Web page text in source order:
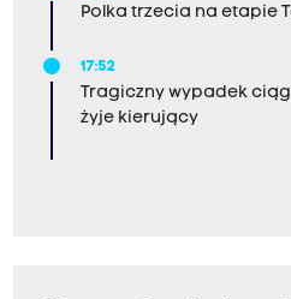
Polka trzecia na etapie
17:52
Tragiczny wypadek
żyje kierujący